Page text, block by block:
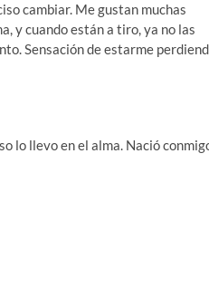
cambiar. Me gustan muchas
y cuando están a tiro, ya no las
Sensación de estarme
lo llevo en el alma. Nació